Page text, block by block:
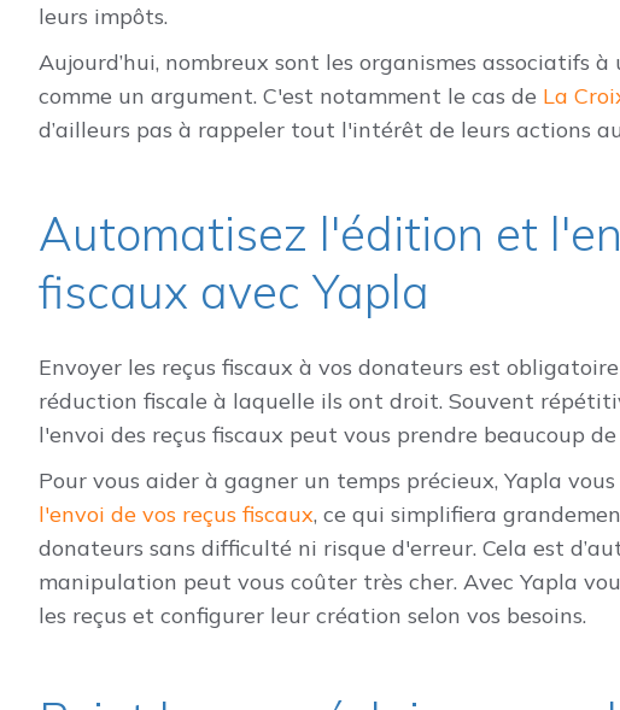
leurs impôts.
Aujourd’hui, nombreux sont les organismes associatifs
comme un argument. C'est notamment le cas de La
d’ailleurs pas à rappeler tout l'intérêt de leurs actions
Automatisez l'édition et
fiscaux avec Yapla
Envoyer les reçus fiscaux à vos donateurs est
réduction fiscale à laquelle ils ont droit. Souvent
l'envoi des reçus fiscaux peut vous prendre beaucoup
Pour vous aider à gagner un temps précieux, Yapla
l'envoi de vos reçus fiscaux, ce qui simplifiera
donateurs sans difficulté ni risque d'erreur. Cela est
manipulation peut vous coûter très cher. Avec Yapla
les reçus et configurer leur création selon vos besoins.